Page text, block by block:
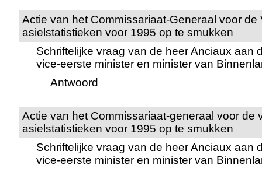
Actie van het Commissariaat-Generaal voor
asielstatistieken voor 1995 op te smukken
Schriftelijke vraag van de heer Anciaux aan
vice-eerste minister en minister van
Antwoord
Actie van het Commissariaat-generaal voor de
asielstatistieken voor 1995 op te smukken
Schriftelijke vraag van de heer Anciaux aan
vice-eerste minister en minister van